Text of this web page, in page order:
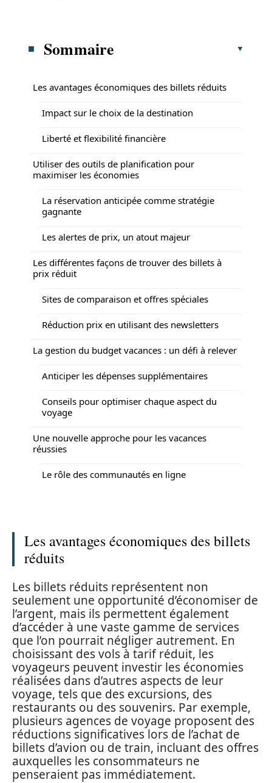
Sommaire
Les avantages économiques des billets réduits
Impact sur le choix de la destination
Liberté et flexibilité financière
Utiliser des outils de planification pour
maximiser les économies
La réservation anticipée comme stratégie
gagnante
Les alertes de prix, un atout majeur
Les différentes façons de trouver des billets à
prix réduit
Sites de comparaison et offres spéciales
Réduction prix en utilisant des newsletters
La gestion du budget vacances : un défi à relever
Anticiper les dépenses supplémentaires
Conseils pour optimiser chaque aspect du
voyage
Une nouvelle approche pour les vacances
réussies
Le rôle des communautés en ligne
Les avantages économiques des billets
réduits
Les billets réduits représentent non
seulement une opportunité d’économiser de
l’argent, mais ils permettent également
d’accéder à une vaste gamme de services
que l’on pourrait négliger autrement. En
choisissant des vols à tarif réduit, les
voyageurs peuvent investir les économies
réalisées dans d’autres aspects de leur
voyage, tels que des excursions, des
restaurants ou des souvenirs. Par exemple,
plusieurs agences de voyage proposent des
réductions significatives lors de l’achat de
billets d’avion ou de train, incluant des offres
auxquelles les consommateurs ne
penseraient pas immédiatement.